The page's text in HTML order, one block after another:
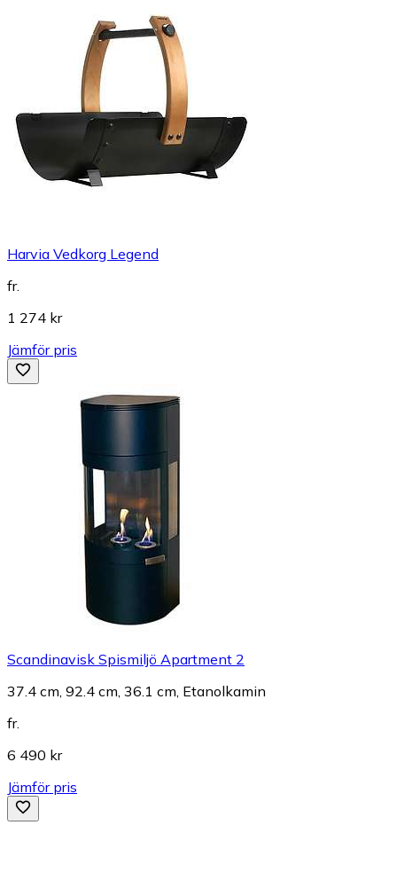
Harvia Vedkorg Legend
fr.
1 274 kr
Jämför pris
Scandinavisk Spismiljö Apartment 2
37.4 cm, 92.4 cm, 36.1 cm, Etanolkamin
fr.
6 490 kr
Jämför pris